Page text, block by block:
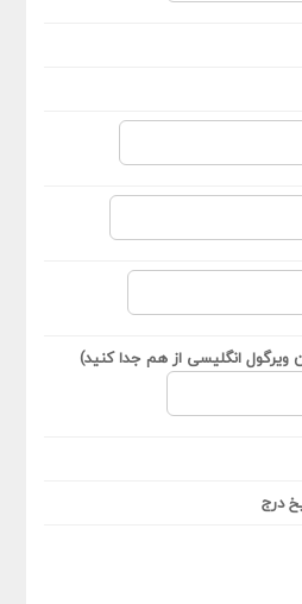
ویرگول انگلیسی از هم جدا کنید)
درج